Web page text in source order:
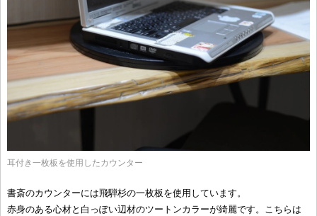
耳付き一枚板を使用したカウンター
書斎のカウンターには飛騨杉の一枚板を使用しています。
赤身のある心材と白っぽい辺材のツートンカラーが綺麗です。こちらは